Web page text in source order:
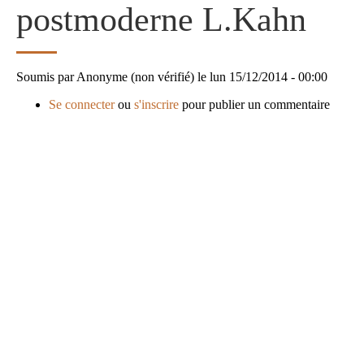
postmoderne L.Kahn
Soumis parAnonyme (non vérifié) le lun 15/12/2014 - 00:00
Se connecterou s'inscrire pour publier un commentaire